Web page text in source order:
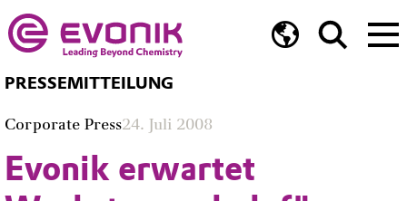
PRESSEMITTEILUNG
Corporate Press24. Juli 2008
Evonik erwartet